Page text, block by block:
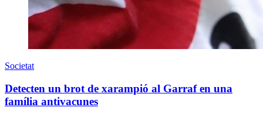
Societat
Detecten un brot de xarampió al Garraf en una
família antivacunes